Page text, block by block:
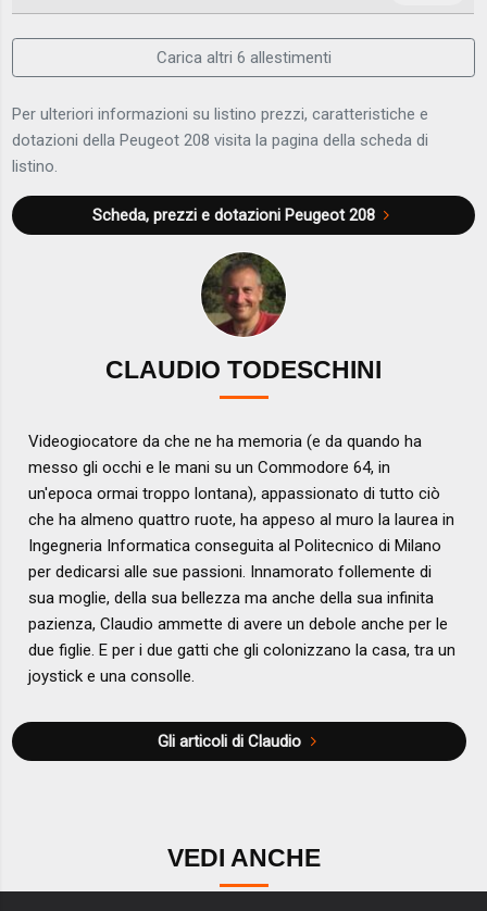
Carica altri 6 allestimenti
Per ulteriori informazioni su listino prezzi, caratteristiche e
dotazioni della Peugeot 208 visita la pagina della scheda di
listino.
Scheda, prezzi e dotazioni Peugeot 208
CLAUDIO TODESCHINI
Videogiocatore da che ne ha memoria (e da quando ha
messo gli occhi e le mani su un Commodore 64, in
un'epoca ormai troppo lontana), appassionato di tutto ciò
che ha almeno quattro ruote, ha appeso al muro la laurea in
Ingegneria Informatica conseguita al Politecnico di Milano
per dedicarsi alle sue passioni. Innamorato follemente di
sua moglie, della sua bellezza ma anche della sua infinita
pazienza, Claudio ammette di avere un debole anche per le
due figlie. E per i due gatti che gli colonizzano la casa, tra un
joystick e una consolle.
Gli articoli di Claudio
VEDI ANCHE